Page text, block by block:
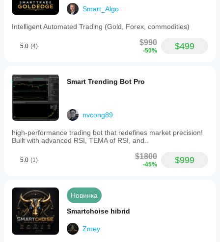
Smart_Algo
Intelligent Automated Trading (Gold, Forex, commodities)
5.0 (4) $990
-50% $499
Smart Trending Bot Pro
nvcong89
high-performance trading bot that redefines market precision!
Built with advanced RSI, TEMA of RSI, and..
5.0 (1) $1800
-45% $999
Новинка
Smartchoise hibrid
Zmey